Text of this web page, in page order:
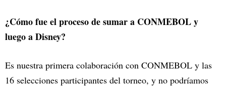
¿Cómo fue el proceso de sumar a CONMEBOL y
luego a Disney?
Es nuestra primera colaboración con CONMEBOL y las
16 selecciones participantes del torneo, y no podríamos